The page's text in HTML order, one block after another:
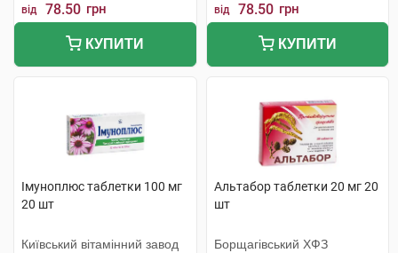
від 78.50 грн
КУПИТИ
від 78.50 грн
КУПИТИ
Імуноплюс таблетки 100 мг
20 шт
Київський вітамінний завод
Альтабор таблетки 20 мг 20
шт
Борщагівський ХФЗ